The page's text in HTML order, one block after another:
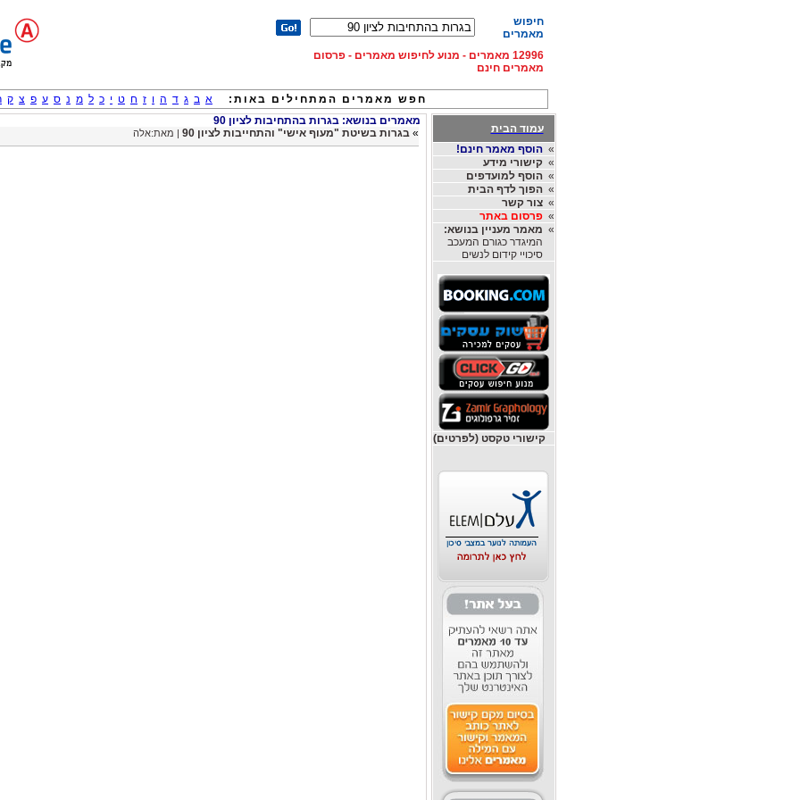
חיפוש
מאמרים
12996 מאמרים - מנוע לחיפוש מאמרים - פרסום
מאמרים חינם
חפש מאמרים המתחילים באות: א ב ג ד ה ו ז ח ט י כ ל מ נ ס ע פ צ ק
עמוד הבית
»הוסף מאמר חינם!
»קישורי מידע
»הוסף למועדפים
»הפוך לדף הבית
»צור קשר
»פרסום באתר
» מאמר מעניין בנושא:
המיגדר כגורם המעכב
סיכויי קידום לנשים
קישורי טקסט (לפרטים)
מאמרים בנושא: בגרות בהתחיבות לציון 90
» בגרות בשיטת "מעוף אישי" והתחייבות לציון 90 | מאת:אלה